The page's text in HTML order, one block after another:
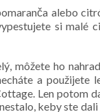
alebo
si malé
môžete ho
a použijete
Len potom
keby ste